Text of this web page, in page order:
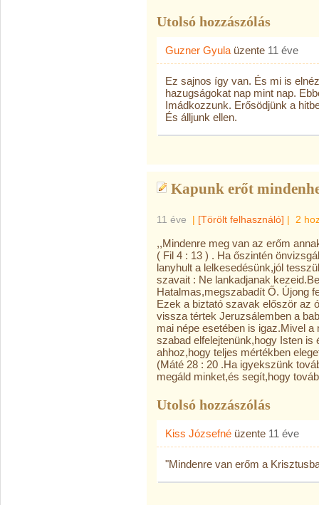
Utolsó hozzászólás
Guzner Gyula üzente 11 éve
Ez sajnos így van. És mi is
hazugságokat nap mint nap.
Imádkozzunk. Erősödjünk a
És álljunk ellen.
Kapunk erőt
11 éve | [Törölt felhasználó] | 2
,,Mindenre meg van az erőm
( Fil 4 : 13 ) . Ha őszintén
lanyhult a lelkesedésünk,jól
szavait : Ne lankadjanak
Hatalmas,megszabadít Ő. Újong
Ezek a biztató szavak először az
vissza tértek Jeruzsálemben a
mai népe esetében is igaz.Mivel
szabad elfelejtenünk,hogy Isten
ahhoz,hogy teljes mértékben
(Máté 28 : 20 .Ha igyekszünk
megáld minket,és segít,hogy
Utolsó hozzászólás
Kiss Józsefné üzente 11 éve
"Mindenre van erőm a